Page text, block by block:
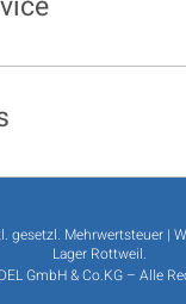
gesetzl. Mehrwertsteuer |
Lager Rottweil.
GmbH & Co.KG – Alle